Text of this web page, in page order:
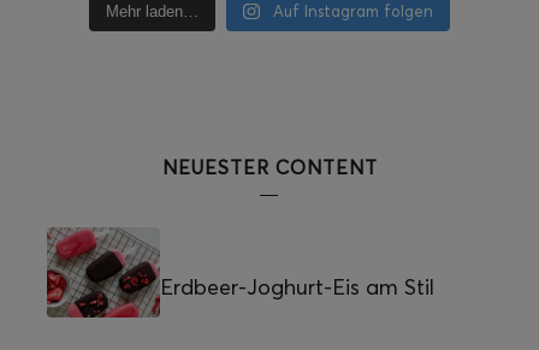
Mehr laden… Auf Instagram folgen
NEUESTER CONTENT
Erdbeer-Joghurt-Eis am Stil